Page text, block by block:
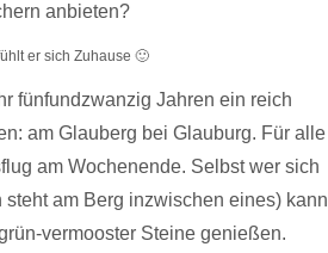
anbieten?
er sich Zuhause 🙂
fünfundzwanzig Jahren ein reich
am Glauberg bei Glauburg. Für alle
am Wochenende. Selbst wer sich
am Berg inzwischen eines) kann
vermooster Steine genießen.